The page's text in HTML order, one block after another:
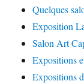
Quelques
Exposition
Salon Art
Expositions
Expositions